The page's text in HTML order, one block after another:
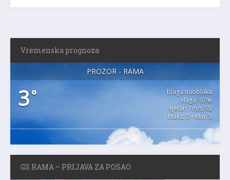
Vremenska prognoza
PROZOR - RAMA
3°
blaga naoblaka
vlaga: 97%
vjetar: 1m/s SSI
Maks. 3 • Min. 3
GS RAMA – PRIJAVA ZA POSAO